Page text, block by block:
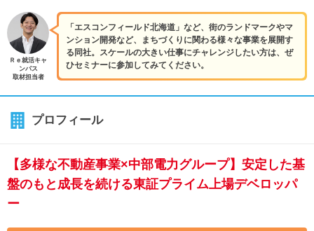
「エスコンフィールド北海道」など、街のランドマークやマ
ンション開発など、まちづくりに関わる様々な事業を展開す
る同社。スケールの大きい仕事にチャレンジしたい方は、ぜ
ひセミナーに参加してみてください。
Ｒｅ就活キャ
ンパス
取材担当者
プロフィール
【多様な不動産事業×中部電力グループ】安定した基
盤のもと成長を続ける東証プライム上場デベロッパ
ー